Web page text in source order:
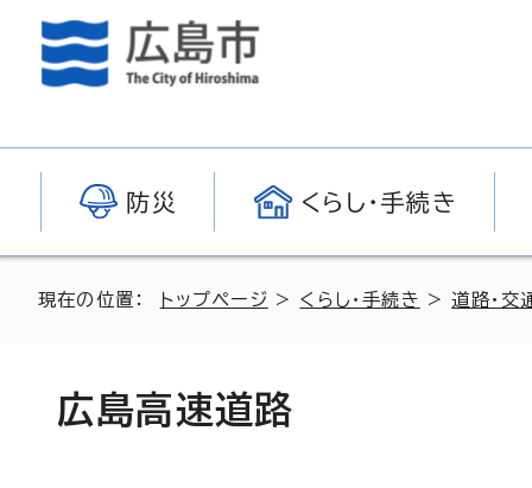
防災 くらし・手続き
現在の位置： トップページ > くらし・手続き >道路・交
広島高速道路